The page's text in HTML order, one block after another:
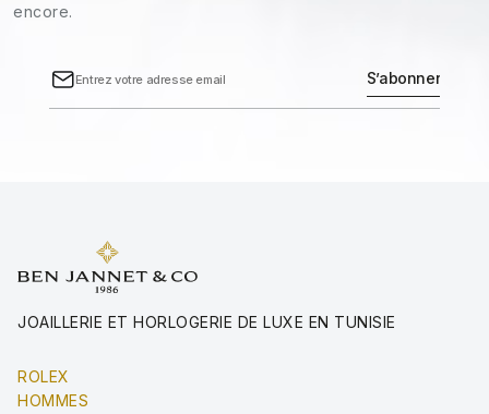
encore.
JOAILLERIE ET HORLOGERIE DE LUXE EN TUNISIE
ROLEX
HOMMES